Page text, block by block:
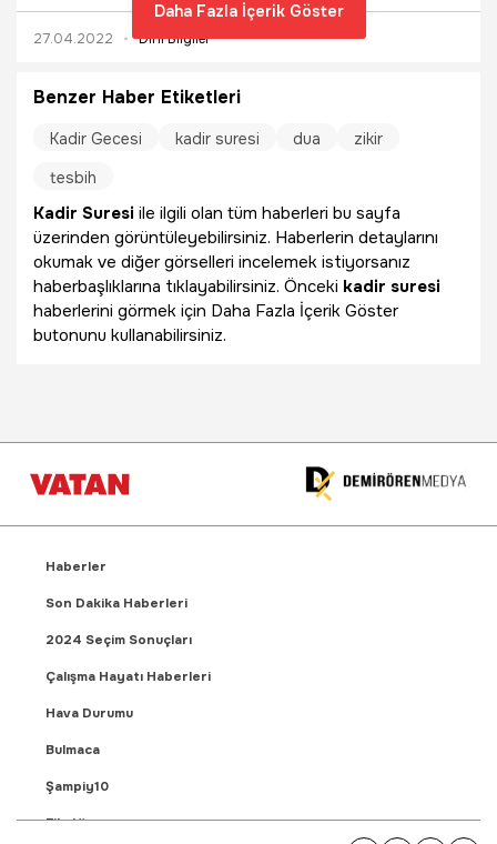
27.04.2022 Dini Bilgiler
Daha Fazla İçerik Göster
Benzer Haber Etiketleri
Kadir Gecesi kadir suresi dua
zikir
tesbih
Kadir Suresi ile ilgili olan tüm haberleri bu sayfa
üzerinden görüntüleyebilirsiniz. Haberlerin detaylarını
okumak ve diğer görselleri incelemek istiyorsanız
haberbaşlıklarına tıklayabilirsiniz. Önceki kadir suresi
haberlerini görmek için Daha Fazla İçerik Göster
butonunu kullanabilirsiniz.
Haberler
Son Dakika Haberleri
2024 Seçim Sonuçları
Çalışma Hayatı Haberleri
Hava Durumu
Bulmaca
Şampiy10
Fikstür